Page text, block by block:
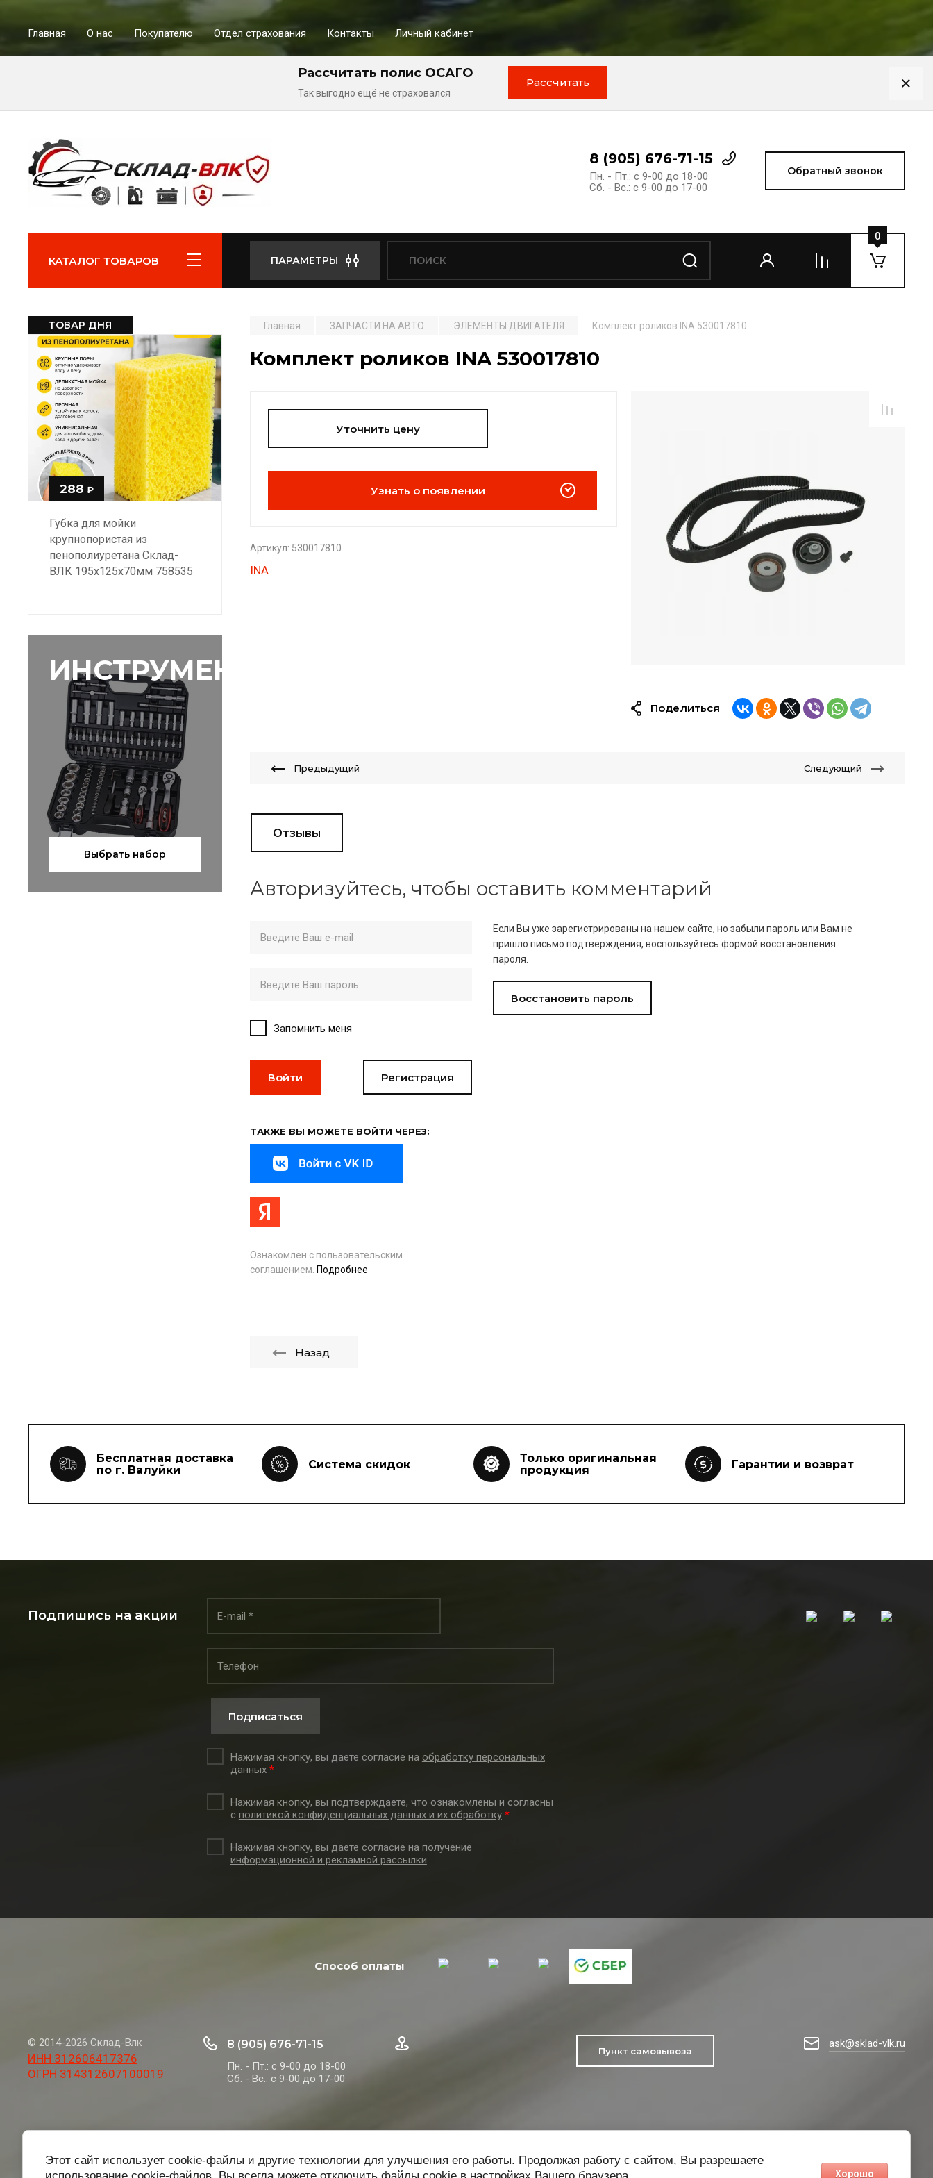
Главная О нас Покупателю Отдел страхования Контакты Личный кабинет
Рассчитать полис ОСАГО
Так выгодно ещё не страховался
Рассчитать
8 (905) 676-71-15
Пн. - Пт.: с 9-00 до 18-00
Сб. - Вс.: с 9-00 до 17-00
Обратный звонок
КАТАЛОГ ТОВАРОВ ПАРАМЕТРЫ
0
ТОВАР ДНЯ
288 ₽
Губка для мойки
крупнопористая из
пенополиуретана Склад-
ВЛК 195х125х70мм 758535
ИНСТРУМЕНТЫ
Выбрать набор
Главная ЗАПЧАСТИ НА АВТО ЭЛЕМЕНТЫ ДВИГАТЕЛЯ Комплект роликов INA 530017810
Комплект роликов INA 530017810
Уточнить цену
Узнать о появлении
Артикул: 530017810
INA
Поделиться
Предыдущий Следующий
Отзывы
Авторизуйтесь, чтобы оставить комментарий
Запомнить меня
Войти Регистрация
Если Вы уже зарегистрированы на нашем сайте, но забыли пароль или Вам не
пришло письмо подтверждения, воспользуйтесь формой восстановления
пароля.
Восстановить пароль
ТАКЖЕ ВЫ МОЖЕТЕ ВОЙТИ ЧЕРЕЗ:
Ознакомлен с пользовательским
соглашением. Подробнее
Назад
Бесплатная доставка
по г. Валуйки
Система скидок
Только оригинальная
продукция
Гарантии и возврат
Подпишись на акции
Нажимая кнопку, вы даете согласие на обработку персональных
данных *
Нажимая кнопку, вы подтверждаете, что ознакомлены и согласны
с политикой конфиденциальных данных и их обработку *
Нажимая кнопку, вы даете согласие на получение
информационной и рекламной рассылки
Подписаться
Способ оплаты
© 2014-2026 Склад-Влк
ИНН 312606417376
ОГРН 314312607100019
8 (905) 676-71-15
Пн. - Пт.: с 9-00 до 18-00
Сб. - Вс.: с 9-00 до 17-00
Пункт самовывоза
ask@sklad-vlk.ru
Этот сайт использует cookie-файлы и другие технологии для улучшения его работы. Продолжая работу с сайтом, Вы разрешаете
Хорошо